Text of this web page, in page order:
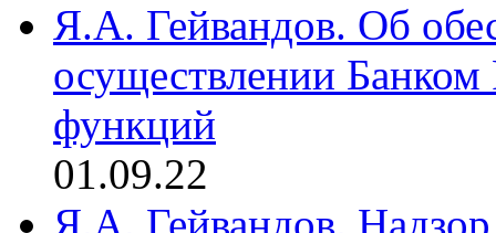
Я.А. Гейвандов. Об
осуществлении
функций
01.09.22